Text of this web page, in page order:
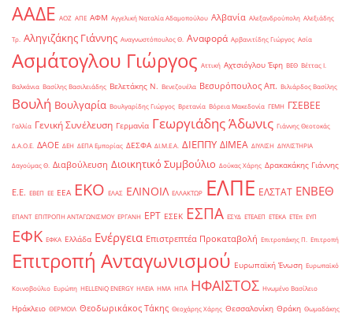
ΑΑΔΕ ΑΟΖ ΑΠΕ ΑΦΜ Αγγελική Ναταλία Αδαμοπούλου Αλβανία Αλεξανδρούπολη Αλεξιάδης
Τρ. Αληγιζάκης Γιάννης Αναγνωστόπουλος Θ. Αναφορά Αρβανιτίδης Γιώργος Ασία
Ασμάτογλου Γιώργος Αττική Αχτσιόγλου Έφη ΒΕΘ Βέττας Ι.
Βαλκάνια Βασίλης Βασιλειάδης Βελετάκης Ν. Βενεζουέλα Βεσυρόπουλος Απ. Βιλιάρδος Βασίλης
Βουλή Βουλγαρία Βουλγαρίδης Γιώργος Βρετανία Βόρεια Μακεδονία ΓΕΜΗ ΓΣΕΒΕΕ
Γαλλία Γενική Συνέλευση Γερμανία Γεωργιάδης Άδωνις Γιάννης Θεοτοκάς
Δ.Α.Ο.Ε. ΔΑΟΕ ΔΕΗ ΔΕΠΑ Εμπορίας ΔΕΣΦΑ ΔΙ.Μ.Ε.Α. ΔΙΕΠΠΥ ΔΙΜΕΑ ΔΙΥΛΙΣΗ ΔΙΥΛΙΣΤΗΡΙΑ
Δαγούμας Θ. Διαβούλευση Διοικητικό Συμβούλιο Δούκας Χάρης Δρακακάκης Γιάννης
Ε.Ε. ΕΒΕΠ ΕΕ ΕΕΑ ΕΚΟ ΕΛΑΣ ΕΛΙΝΟΙΛ ΕΛΛΑΚΤΩΡ ΕΛΠΕ ΕΛΣΤΑΤ ΕΝΒΕΘ
ΕΠΑΝΤ ΕΠΙΤΡΟΠΗ ΑΝΤΑΓΩΝΙΣΜΟΥ ΕΡΓΑΝΗ ΕΡΤ ΕΣΕΚ ΕΣΠΑ ΕΣΥΔ ΕΤΕΑΕΠ ΕΤΕΚΑ ΕΤΕπ ΕΥΠ
ΕΦΚ ΕΦΚΑ Ελλάδα Ενέργεια Επιστρεπτέα Προκαταβολή Επιτροπάκης Π. Επιτροπή
Επιτροπή Ανταγωνισμού Ευρωπαϊκή Ένωση Ευρωπαϊκό
Κοινοβούλιο Ευρώπη ΗELLENiQ ENERGY ΗΛΕΙΑ ΗΜΑ ΗΠΑ ΗΦΑΙΣΤΟΣ Ηνωμένο Βασίλειο
Ηράκλειο ΘΕΡΜΟΙΛ Θεοδωρικάκος Τάκης Θεοχάρης Χάρης Θεσσαλονίκη Θράκη Θωμαδάκης